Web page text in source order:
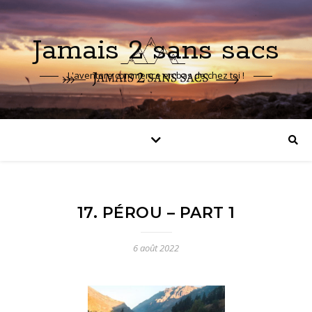
Jamais 2 sans sacs
L'aventure commence en bas de chez toi !
17. PÉROU – PART 1
6 août 2022